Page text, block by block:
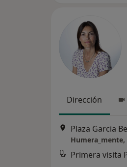
Dirección
Primera visita